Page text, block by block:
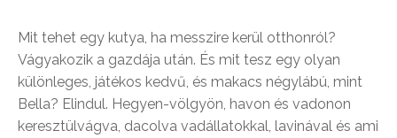
Mit tehet egy kutya, ha messzire kerül otthonról?
Vágyakozik a gazdája után. És mit tesz egy olyan
különleges, játékos kedvű, és makacs négylábú, mint
Bella? Elindul. Hegyen-völgyön, havon és vadonon
keresztülvágva, dacolva vadállatokkal, lavinával és ami